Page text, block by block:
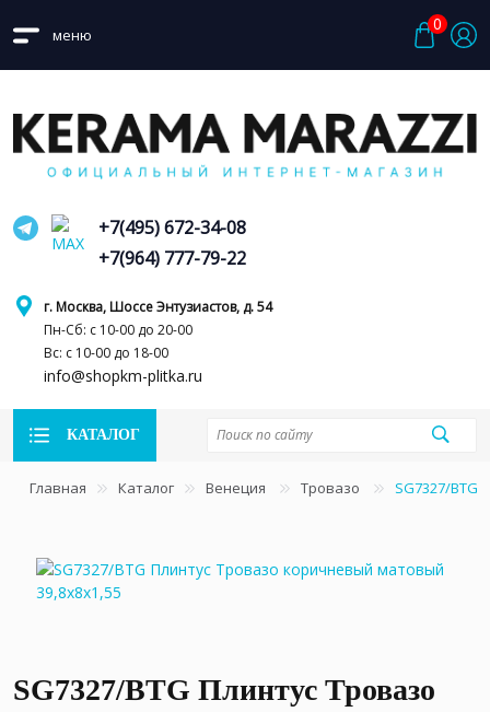
меню
0
г. Москва, Шоссе Энтузиастов, д. 54
Пн-Сб: с 10-00 до 20-00
Вс: с 10-00 до 18-00
info@shopkm-plitka.ru
+7(495) 672-34-08
+7(964) 777-79-22
КАТАЛОГ
Главная Каталог Венеция Тровазо SG7327/
SG7327/BTG Плинтус Тровазо